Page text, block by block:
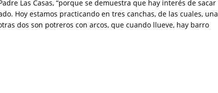
Las Casas, “porque se demuestra que hay interés de sacar
Hoy estamos practicando en tres canchas, de las cuales, una
dos son potreros con arcos, que cuando llueve, hay barro